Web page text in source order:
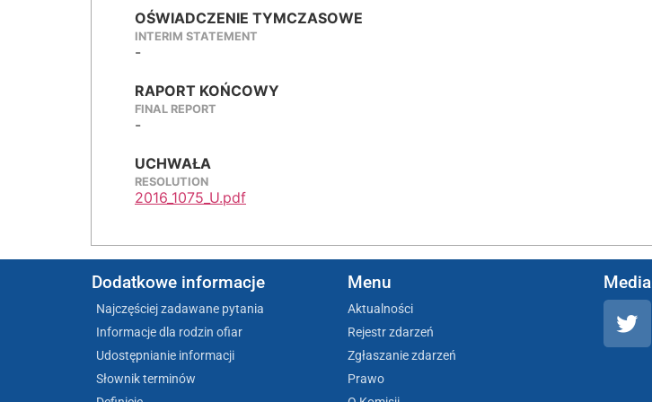
OŚWIADCZENIE TYMCZASOWE
INTERIM STATEMENT
-
RAPORT KOŃCOWY
FINAL REPORT
-
UCHWAŁA
RESOLUTION
2016_1075_U.pdf
Dodatkowe informacje
Najczęściej zadawane pytania
Informacje dla rodzin ofiar
Udostępnianie informacji
Słownik terminów
Menu
Aktualności
Rejestr zdarzeń
Zgłaszanie zdarzeń
Prawo
Media